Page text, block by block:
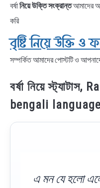
বর্ষানিয়ে উক্তি সংক্রান্তআমাদের
করি
বৃষ্টি নিয়ে উক্তি ও
সম্পর্কিত আমাদের পোস্টটি ও
বর্ষা নিয়ে
bengali language
এ মন যে হলো